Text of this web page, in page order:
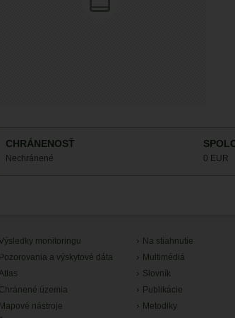
CHRÁNENOSŤ
Nechránené 0 EUR
monitoringu
Pozorovania a výskytové dáta
Chránené územia
Mapové nástroje
Na stiahnutie
Multimédiá
Slovník
Publikácie
Metodiky